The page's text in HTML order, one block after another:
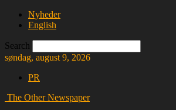
Nyheder
English
Search
søndag, august 9, 2026
PR
The Other Newspaper